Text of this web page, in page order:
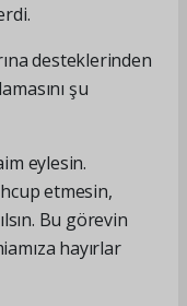
desteklerinden
şu
eylesin.
etmesin,
Bu görevin
hayırlar